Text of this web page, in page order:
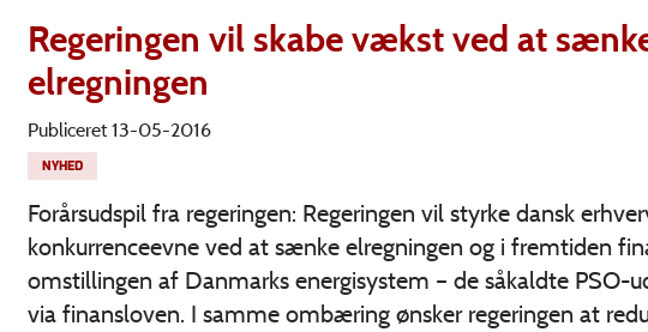
Regeringen vil skabe vækst ved at
elregningen
Publiceret 13-05-2016
NYHED
Forårsudspil fra regeringen: Regeringen vil styrke dansk
konkurrenceevne ved at sænke elregningen og i fremtiden
omstillingen af Danmarks energisystem – de såkaldte PSO-
via finansloven. I samme ombæring ønsker regeringen at